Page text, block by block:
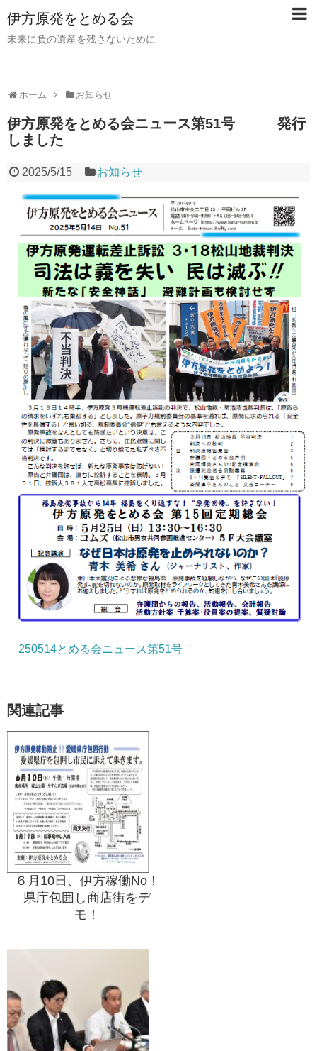
伊方原発をとめる会
未来に負の遺産を残さないために
ホーム お知らせ
伊方原発をとめる会ニュース第51号 発行
しました
2025/5/15 お知らせ
250514とめる会ニュース第51号
関連記事
６月10日、伊方稼働No！
県庁包囲し商店街をデ
モ！